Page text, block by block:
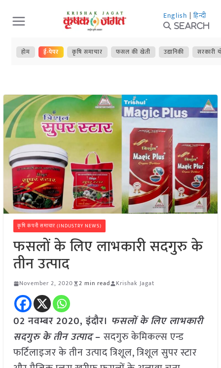
Skip
to
content
English | हिन्दी
Search
होम ई-पेपर कृषि समाचार फसल की खेती उद्यानिकी सरकारी
कृषि कंपनी समाचार (INDUSTRY NEWS)
फसलों के लिए लाभकारी सदगुरु के
तीन उत्पाद
November 2, 2020 2 min read Krishak Jagat
02 नवम्बर 2020, इंदौर। फसलों के लिए लाभकारी
सदगुरु के तीन उत्पाद–सदगुरु केमिकल्स एन्ड
फर्टिलाइजर के तीन उत्पाद त्रिशूल, त्रिशूल सुपर स्टार